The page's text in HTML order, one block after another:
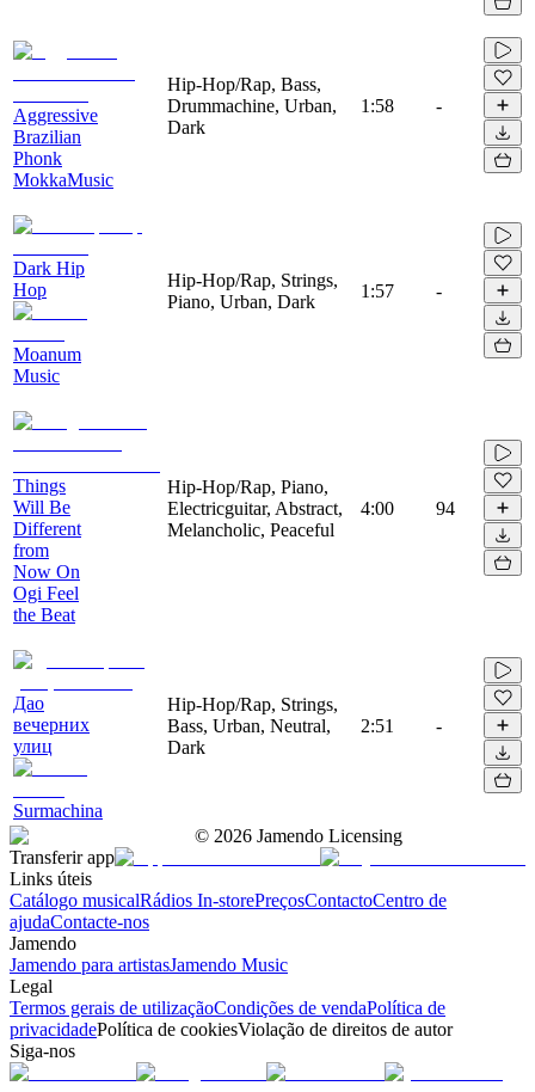
Aggressive
Brazilian
Phonk
MokkaMusic
Hip-Hop/Rap, Bass,
Drummachine, Urban,
Dark
1:58 -
Dark Hip
Hop
Moanum
Music
Hip-Hop/Rap, Strings,
Piano, Urban, Dark
1:57 -
Things
Will Be
Different
from
Now On
Ogi Feel
the Beat
Hip-Hop/Rap, Piano,
Electricguitar, Abstract,
Melancholic, Peaceful
4:00 94
Дао
вечерних
улиц
Surmachina
Hip-Hop/Rap, Strings,
Bass, Urban, Neutral,
Dark
2:51 -
© 2026 Jamendo Licensing
Transferir app
Links úteis
Catálogo musicalRádios In-storePreçosContactoCentro de
ajudaContacte-nos
Jamendo
Jamendo para artistasJamendo Music
Legal
Termos gerais de utilizaçãoCondições de vendaPolítica de
privacidadePolítica de cookiesViolação de direitos de autor
Siga-nos